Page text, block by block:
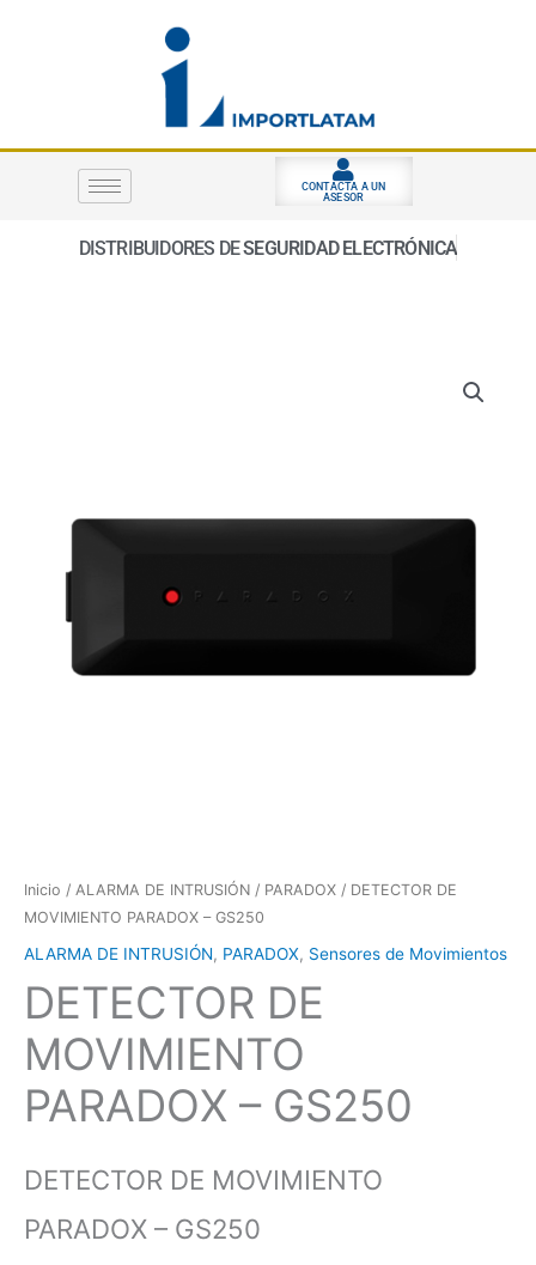
CONTACTA A UN
ASESOR
DISTRIBUIDORES DESEGURIDAD ELECTRÓNICA
Inicio / ALARMA DE INTRUSIÓN / PARADOX / DETECTOR DE
MOVIMIENTO PARADOX – GS250
ALARMA DE INTRUSIÓN, PARADOX, Sensores de Movimientos
DETECTOR DE
MOVIMIENTO
PARADOX – GS250
DETECTOR DE MOVIMIENTO
PARADOX – GS250